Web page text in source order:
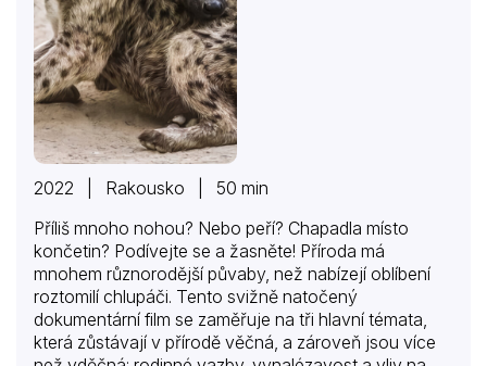
2022 | Rakousko | 50 min
Příliš mnoho nohou? Nebo peří? Chapadla místo
končetin? Podívejte se a žasněte! Příroda má
mnohem různorodější půvaby, než nabízejí oblíbení
roztomilí chlupáči. Tento svižně natočený
dokumentární film se zaměřuje na tři hlavní témata,
která zůstávají v přírodě věčná, a zároveň jsou více